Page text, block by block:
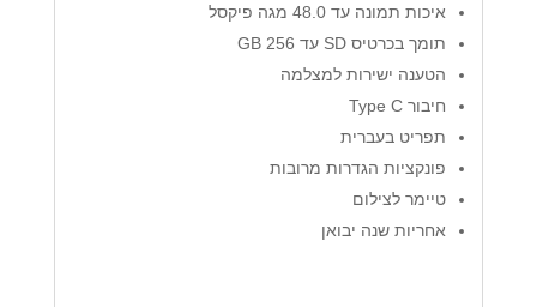
איכות תמונה עד 48.0 מגה פיקסל
תומך בכרטיס SD עד 256 GB
הטענה ישירות למצלמה
חיבור Type C
תפריט בעברית
פונקציות הגדרות מרובות
טיימר לצילום
אחריות שנה יבואן